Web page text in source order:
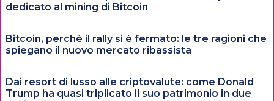
dedicato al mining di Bitcoin
Bitcoin, perché il rally si è fermato: le tre ragioni che
spiegano il nuovo mercato ribassista
Dai resort di lusso alle criptovalute: come Donald
Trump ha quasi triplicato il suo patrimonio in due